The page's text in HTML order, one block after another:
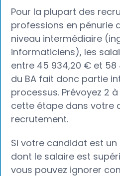
Pour la plupart des
professions en
niveau intermédiaire
informaticiens), les
entre 45 934,20 € et
du BA fait donc partie
processus. Prévoyez 2
cette étape dans votre
recrutement.
Si votre candidat est
dont le salaire est
vous pouvez ignorer